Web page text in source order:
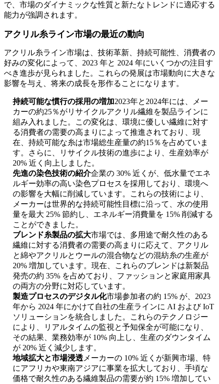
で、市場のダイナミックな性質と新たなトレンドに適応する
能力が強調されます。
アクリル糸ライン市場の最近の動向
アクリル糸ライン市場は、技術革新、持続可能性、消費者の
好みの変化によって、2023 年と 2024 年にいくつかの注目す
べき進歩が見られました。これらの発展は市場動向に大きな
影響を与え、将来の成長を形作ることになります。
持続可能な慣行の採用の増加2023年と2024年には、メー
カーの約25％がリサイクルアクリル繊維を製品ラインに
組み入れました。この変化は、環境に優しい繊維に対す
る消費者の需要の高まりによって推進されており、現
在、持続可能な糸は市場総生産量の約15％を占めていま
す。さらに、リサイクル技術の進歩により、生産効率が
20% 近く向上しました。
先進の染色技術の紹介企業の 30% 近くが、低水量でエネ
ルギー効率の高い染色プロセスを採用しており、環境へ
の影響を大幅に削減しています。これらの技術により、
メーカーは世界的な持続可能性目標に沿って、水の使用
量を最大 25% 節約し、エネルギー消費量を 15% 削減する
ことができました。
ブレンド糸製品の拡大市場では、多用途で耐久性のある
繊維に対する消費者の需要の高まりに応えて、アクリル
と綿やアクリルとウールの混合物などの混紡糸の生産が
20% 増加しています。現在、これらのブレンドは新製品
発売の約 35% を占めており、ファッションと家庭用家具
の両方の分野に対応しています。
製造プロセスのデジタル化市場参加者の約 15% が、2023
年から 2024 年にかけて自社の生産ラインに AI および IoT
ソリューションを統合しました。これらのテクノロジー
により、リアルタイムの監視と予知保全が可能になり、
その結果、業務効率が 10% 向上し、生産のダウンタイム
が 20% 近く減少します。
地域拡大と市場浸透 メーカーの 10% 近くが新興市場、特
にアフリカや東南アジアに事業を拡大しており、手頃な
価格で耐久性のある繊維製品の需要が約 15% 増加してい